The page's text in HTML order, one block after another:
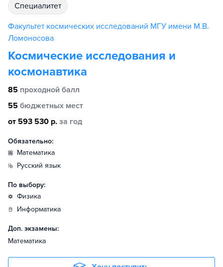
специалитет
Факультет космических исследований МГУ имени М.В.
Ломоносова
Космические исследования и
космонавтика
85 проходной балл
55 бюджетных мест
от 593 530 р. за год
Обязательно:
математика
русский язык
По выбору:
физика
информатика
Доп. экзамены:
Математика